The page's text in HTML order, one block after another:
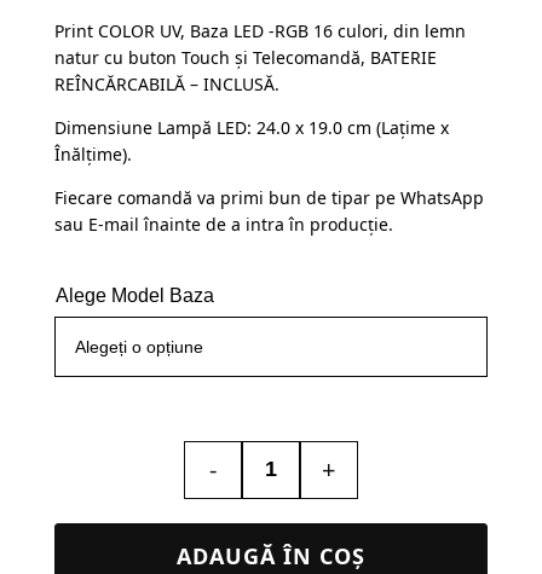
a
fost:
este:
109,99 lei.
Print COLOR UV, Baza LED -RGB 16 culori, din lemn
natur cu buton Touch și Telecomandă, BATERIE
REÎNCĂRCABILĂ – INCLUSĂ.
Dimensiune Lampă LED: 24.0 x 19.0 cm (Lațime x
Înălțime).
Fiecare comandă va primi bun de tipar pe WhatsApp
sau E-mail înainte de a intra în producție.
Alege Model Baza
-
Cantitate
Led
+
ADAUGĂ ÎN COȘ